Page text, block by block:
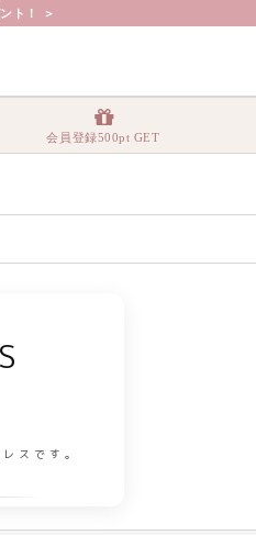
ト！ ＞
会員登録500pt GET
スです。